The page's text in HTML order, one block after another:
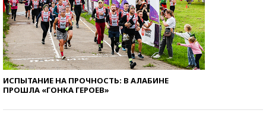
ИСПЫТАНИЕ НА ПРОЧНОСТЬ: В АЛАБИНЕ
ПРОШЛА «ГОНКА ГЕРОЕВ»